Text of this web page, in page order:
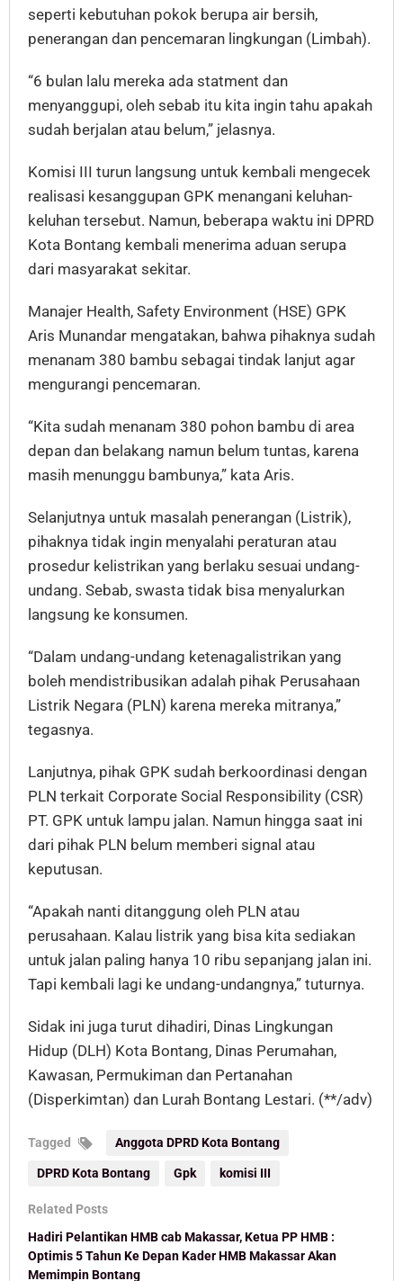
seperti kebutuhan pokok berupa air bersih,
penerangan dan pencemaran lingkungan (Limbah).
“6 bulan lalu mereka ada statment dan
menyanggupi, oleh sebab itu kita ingin tahu apakah
sudah berjalan atau belum,” jelasnya.
Komisi III turun langsung untuk kembali mengecek
realisasi kesanggupan GPK menangani keluhan-
keluhan tersebut. Namun, beberapa waktu ini DPRD
Kota Bontang kembali menerima aduan serupa
dari masyarakat sekitar.
Manajer Health, Safety Environment (HSE) GPK
Aris Munandar mengatakan, bahwa pihaknya sudah
menanam 380 bambu sebagai tindak lanjut agar
mengurangi pencemaran.
“Kita sudah menanam 380 pohon bambu di area
depan dan belakang namun belum tuntas, karena
masih menunggu bambunya,” kata Aris.
Selanjutnya untuk masalah penerangan (Listrik),
pihaknya tidak ingin menyalahi peraturan atau
prosedur kelistrikan yang berlaku sesuai undang-
undang. Sebab, swasta tidak bisa menyalurkan
langsung ke konsumen.
“Dalam undang-undang ketenagalistrikan yang
boleh mendistribusikan adalah pihak Perusahaan
Listrik Negara (PLN) karena mereka mitranya,”
tegasnya.
Lanjutnya, pihak GPK sudah berkoordinasi dengan
PLN terkait Corporate Social Responsibility (CSR)
PT. GPK untuk lampu jalan. Namun hingga saat ini
dari pihak PLN belum memberi signal atau
keputusan.
“Apakah nanti ditanggung oleh PLN atau
perusahaan. Kalau listrik yang bisa kita sediakan
untuk jalan paling hanya 10 ribu sepanjang jalan ini.
Tapi kembali lagi ke undang-undangnya,” tuturnya.
Sidak ini juga turut dihadiri, Dinas Lingkungan
Hidup (DLH) Kota Bontang, Dinas Perumahan,
Kawasan, Permukiman dan Pertanahan
(Disperkimtan) dan Lurah Bontang Lestari. (**/adv)
Tagged Anggota DPRD Kota Bontang
DPRD Kota Bontang Gpk komisi III
Related Posts
Hadiri Pelantikan HMB cab Makassar, Ketua PP HMB :
Optimis 5 Tahun Ke Depan Kader HMB Makassar Akan
Memimpin Bontang